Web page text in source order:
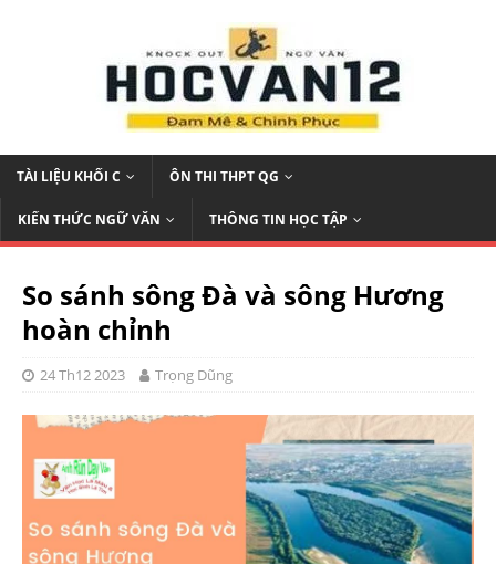
TÀI LIỆU KHỐI C ÔN THI THPT QG
KIẾN THỨC NGỮ VĂN THÔNG TIN HỌC TẬP
So sánh sông Đà và sông Hương
hoàn chỉnh
24 Th12 2023 Trọng Dũng